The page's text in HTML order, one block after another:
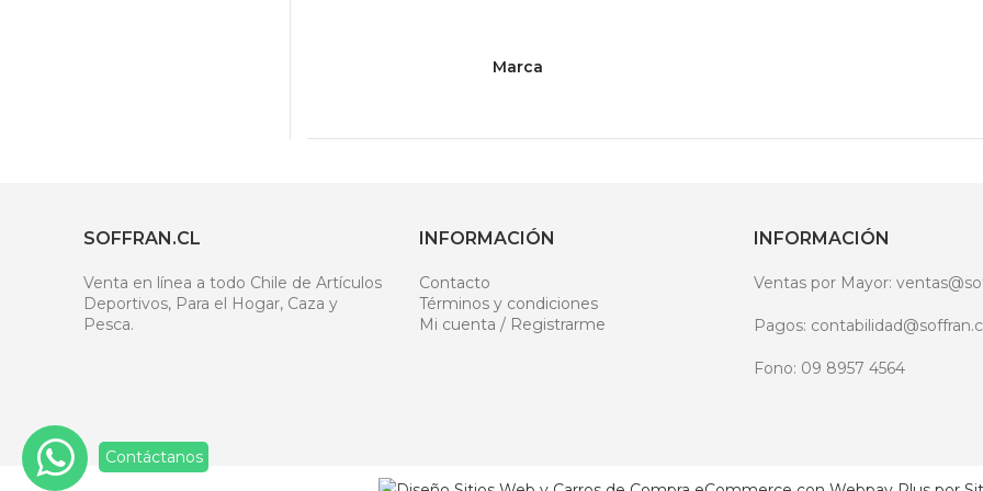
Marca
SOFFRAN.CL
Venta en línea a todo Chile de Artículos
Deportivos, Para el Hogar, Caza y
Pesca.
INFORMACIÓN
Contacto
Términos y condiciones
Mi cuenta / Registrarme
INFORMACIÓN
Ventas por Mayor:
Pagos:
Fono: 09 8957 4564